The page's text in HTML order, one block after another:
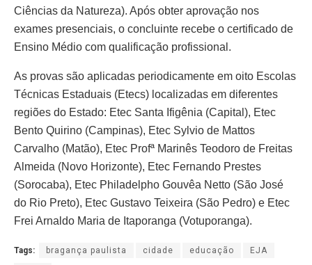
Ciências da Natureza). Após obter aprovação nos
exames presenciais, o concluinte recebe o certificado de
Ensino Médio com qualificação profissional.
As provas são aplicadas periodicamente em oito Escolas
Técnicas Estaduais (Etecs) localizadas em diferentes
regiões do Estado: Etec Santa Ifigênia (Capital), Etec
Bento Quirino (Campinas), Etec Sylvio de Mattos
Carvalho (Matão), Etec Profª Marinês Teodoro de Freitas
Almeida (Novo Horizonte), Etec Fernando Prestes
(Sorocaba), Etec Philadelpho Gouvêa Netto (São José
do Rio Preto), Etec Gustavo Teixeira (São Pedro) e Etec
Frei Arnaldo Maria de Itaporanga (Votuporanga).
Tags: bragança paulista cidade educação EJA